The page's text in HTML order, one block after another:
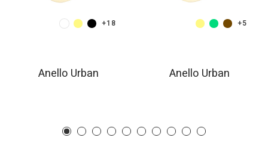
Anello Urban
+18
Anello Urban
+5